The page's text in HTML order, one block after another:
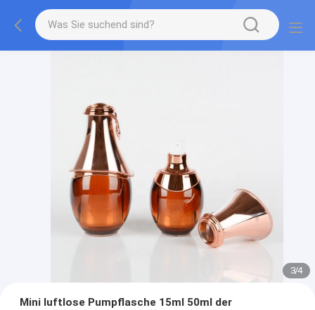
3/4
Mini luftlose Pumpflasche 15ml 50ml der